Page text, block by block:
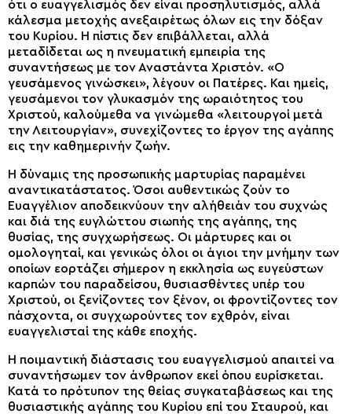
ότι ο ευαγγελισμός δεν είναι προσηλυτισμός, αλλά
κάλεσμα μετοχής ανεξαιρέτως όλων εις την δόξαν
του Κυρίου. Η πίστις δεν επιβάλλεται, αλλά
μεταδίδεται ως η πνευματική εμπειρία της
συναντήσεως με τον Αναστάντα Χριστόν. «Ο
γευσάμενος γινώσκει», λέγουν οι Πατέρες. Και ημείς,
γευσάμενοι τον γλυκασμόν της ωραιότητος του
Χριστού, καλούμεθα να γινώμεθα «λειτουργοί μετά
την Λειτουργίαν», συνεχίζοντες το έργον της αγάπης
εις την καθημερινήν ζωήν.
Η δύναμις της προσωπικής μαρτυρίας παραμένει
αναντικατάστατος. Όσοι αυθεντικώς ζούν το
Ευαγγέλιον αποδεικνύουν την αλήθειάν του συχνώς
και διά της ευγλώττου σιωπής της αγάπης, της
θυσίας, της συγχωρήσεως. Οι μάρτυρες και οι
ομολογηταί, και γενικώς όλοι οι άγιοι την μνήμην των
οποίων εορτάζει σήμερον η εκκλησία ως ευγεύστων
καρπών του παραδείσου, θυσιασθέντες υπέρ του
Χριστού, οι ξενίζοντες τον ξένον, οι φροντίζοντες τον
πάσχοντα, οι συγχωρούντες τον εχθρόν, είναι
ευαγγελισταί της κάθε εποχής.
Η ποιμαντική διάστασις του ευαγγελισμού απαιτεί να
συναντήσωμεν τον άνθρωπον εκεί όπου ευρίσκεται.
Κατά το πρότυπον της θείας συγκαταβάσεως και της
θυσιαστικής αγάπης του Κυρίου επί του Σταυρού, και